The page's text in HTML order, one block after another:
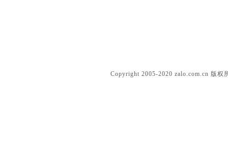
Copyright 2005-2020 zalo.com.cn 版